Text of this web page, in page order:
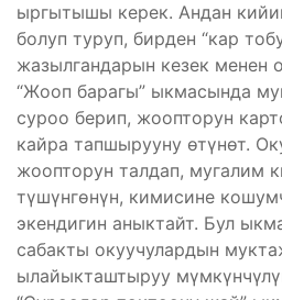
ыргытышы керек. Андан
болуп туруп, бирден “кар
жазылгандарын кезек менен
“Жооп барагы” ыкмасында
суроо берип, жоопторун
кайра тапшырууну өтүнөт.
жоопторун талдап, мугалим
түшүнгөнүн, кимисине
экендигин аныктайт. Бул
сабакты окуучулардын
ылайыкташтыруу